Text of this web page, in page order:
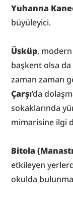
Yuhanna
büyüleyici.
Üsküp,
başkent olsa
zaman zaman
Çarşı’da
sokaklarında
mimarisine ilgi
Bitola
etkileyen
okulda